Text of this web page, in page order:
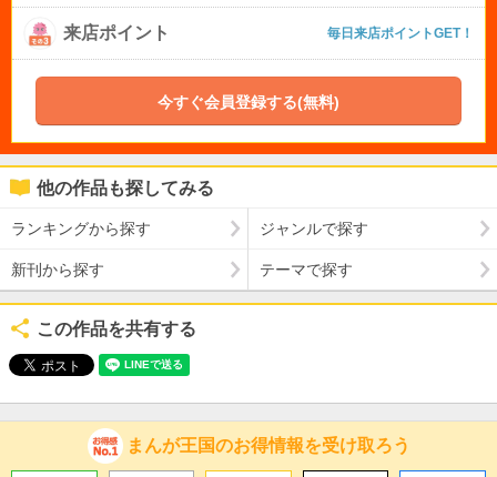
来店ポイント 毎日来店ポイントGET！
今すぐ会員登録する(無料)
他の作品も探してみる
ランキングから探す ジャンルで探す
新刊から探す テーマで探す
この作品を共有する
まんが王国のお得情報を受け取ろう